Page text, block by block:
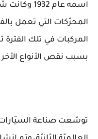
اسمه عام
المحرّكات التي تعمل
المركبات في تلك الفترة
بسبب نقص الأنواع
توسّعت صناعة